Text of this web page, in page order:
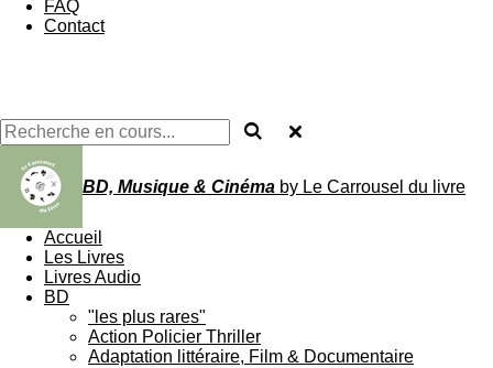
FAQ
Contact
BD, Musique & Cinéma by Le Carrousel du livre
Accueil
Les Livres
Livres Audio
BD
"les plus rares"
Action Policier Thriller
Adaptation littéraire, Film & Documentaire